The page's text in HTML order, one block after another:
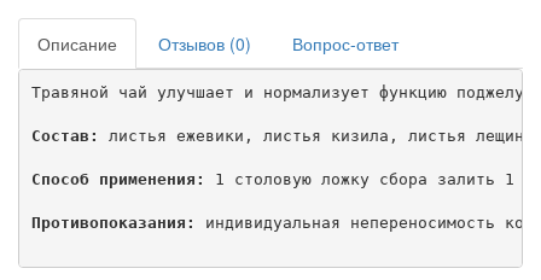
Описание Отзывов (0) Вопрос-ответ
Травяной чай улучшает и нормализует функцию
Состав: листья ежевики, листья кизила, листья
Способ применения: 1 столовую ложку сбора залить 1
Противопоказания: индивидуальная непереносимость